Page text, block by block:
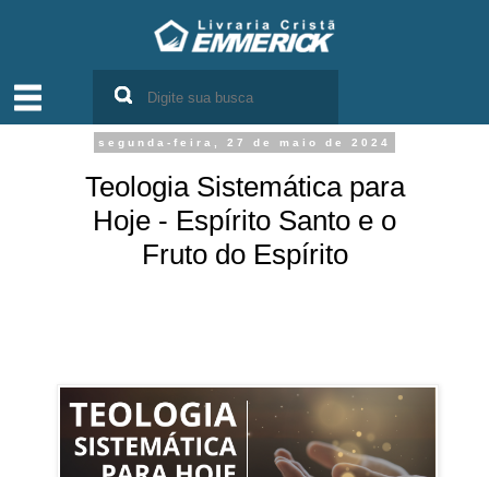
segunda-feira, 27 de maio de 2024
Teologia Sistemática para
Hoje - Espírito Santo e o
Fruto do Espírito